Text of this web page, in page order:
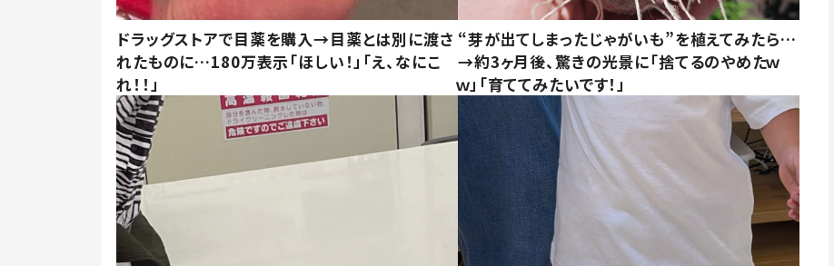
ドラッグストアで目薬を購入→目薬とは別に渡さ
れたものに…180万表示「ほしい！」「え、なにこ
れ！！」
“芽が出てしまったじゃがいも”を植えてみたら…
→約3ヶ月後、驚きの光景に「捨てるのやめたｗ
ｗ」「育ててみたいです！」